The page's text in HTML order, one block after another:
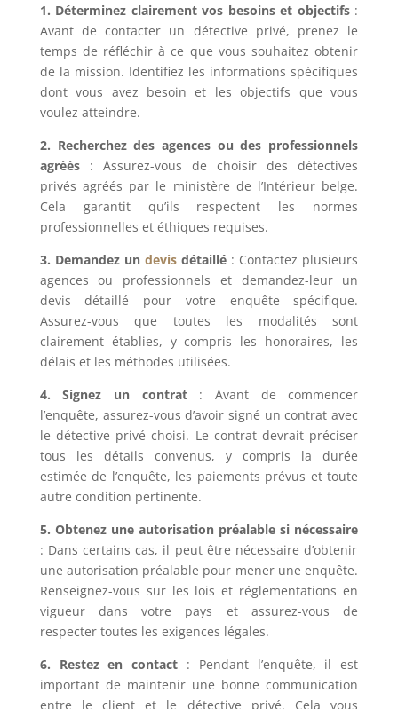
1. Déterminez clairement vos besoins et objectifs:
Avant de contacter un détective privé, prenez le
temps de réfléchir à ce que vous souhaitez obtenir
de la mission. Identifiez les informations spécifiques
dont vous avez besoin et les objectifs que vous
voulez atteindre.
2. Recherchez des agences ou des professionnels
agréés: Assurez-vous de choisir des détectives
privés agréés par le ministère de l’Intérieur belge.
Cela garantit qu’ils respectent les normes
professionnelles et éthiques requises.
3. Demandez un devisdétaillé : Contactez plusieurs
agences ou professionnels et demandez-leur un
devis détaillé pour votre enquête spécifique.
Assurez-vous que toutes les modalités sont
clairement établies, y compris les honoraires, les
délais et les méthodes utilisées.
4. Signez un contrat: Avant de commencer
l’enquête, assurez-vous d’avoir signé un contrat avec
le détective privé choisi. Le contrat devrait préciser
tous les détails convenus, y compris la durée
estimée de l’enquête, les paiements prévus et toute
autre condition pertinente.
5. Obtenez une autorisation préalable si nécessaire
: Dans certains cas, il peut être nécessaire d’obtenir
une autorisation préalable pour mener une enquête.
Renseignez-vous sur les lois et réglementations en
vigueur dans votre pays et assurez-vous de
respecter toutes les exigences légales.
6. Restez en contact : Pendant l’enquête, il est
important de maintenir une bonne communication
entre le client et le détective privé. Cela vous